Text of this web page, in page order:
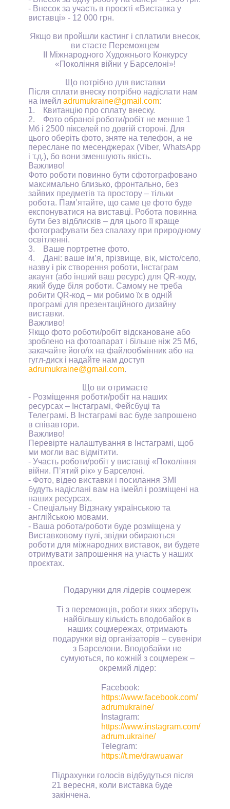
- Внесок за участь в проєкті «Виставка у
виставці» - 12 000 грн.
Якщо ви пройшли кастинг і сплатили внесок,
ви стаєте Переможцем
Міжнародного Художнього Конкурсу
«Покоління війни у Барселоні»!
Що потрібно для виставки
Після сплати внеску потрібно надіслати нам
на імейл adrumukraine@gmail .com:
1.
Квитанцію про сплату внеску.
2.
Фото обраної роботи/робіт не менше 1
Мб і 2500 пікселей по довгій стороні. Для
цього оберіть фото, зняте на телефон, а не
переслане по месенджерах (Viber, WhatsApp
і т.д.), бо вони зменшують якість.
Важливо!
Фото роботи повинно бути сфотографовано
максимально близько, фронтально, без
зайвих предметів та простору – тільки
робота. Пам’ятайте, що саме це фото буде
експонуватися на виставці. Робота повинна
бути без відблисків – для цього її краще
фотографувати без спалаху при природному
освітленні.
3.
Ваше портретне фото.
4.
Дані: ваше ім’я, прізвище, вік, місто/село,
назву і рік створення роботи, Інстаграм
акаунт (або інший ваш ресурс) для QR-коду,
який буде біля роботи. Самому не треба
робити QR-код – ми робимо їх в одній
програмі для презентаційного дизайну
виставки.
Важливо!
Якщо фото роботи/робіт відскановане або
зроблено на фотоапарат і більше ніж 25 Мб,
закачайте його/їх на файлообмінник або на
гугл-диск і надайте нам доступ
adrumukraine@gmail .com.
Що ви отримаєте
- Розміщення роботи/робіт на наших
ресурсах – Інстаграмі, Фейсбуці та
Телеграмі. В Інстаграмі вас буде запрошено
в співавтори.
Важливо!
Перевірте налаштування в Інстаграмі, щоб
ми могли вас відмітити.
- Участь роботи/робіт у виставці «Покоління
війни. П ’ятий рік» у Барселоні.
- Фото, відео виставки і посилання ЗМІ
будуть надіслані вам на імейл і розміщені на
наших ресурсах.
- Спеціальну Відзнаку українською та
англійською мовами.
- Ваша робота/роботи буде розміщена у
Виставковому пулі, звідки обираються
роботи для міжнародних виставок, ви будете
отримувати запрошення на участь у наших
проєктах.
Подарунки для лідерів соцмереж
Ті з переможців, роботи яких зберуть
найбільшу кількість вподобайок в
наших соцмережах, отримають
подарунки від організаторів – сувеніри
з Барселони. Вподобайки не
сумуються, по кожній з соцмереж –
окремий лідер:
Facebook:
https://www.facebook.com/
adrumukraine/
Instagram:
https://www.instagram.com/
adrum.ukraine/
Telegram:
https://t.me/drawuawar
Підрахунки голосів відбудуться після
21 вересня, коли виставка буде
закінчена.